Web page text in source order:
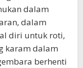
dalam
dalam
diri untuk roti,
karam dalam
berhenti